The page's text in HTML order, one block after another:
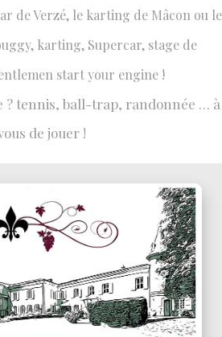
de Verzé, le karting de Mâcon ou le
karting, Supercar, stage de
start your engine !
? tennis, ball-trap, randonnée … à
de jouer !